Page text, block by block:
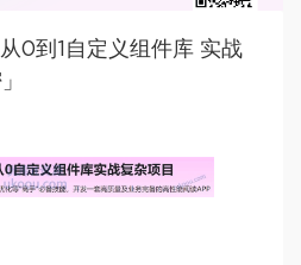
0到1自定义组件库 实战